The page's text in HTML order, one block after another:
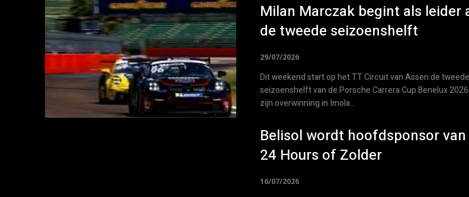
Milan Marczak begint als leider
de tweede seizoenshelft
29/07/2026
Dit weekend start op het TT Circuit van Assen de tweede
seizoenshelft van de Porsche Carrera Cup Benelux
zijn overwinning in Imola...
Belisol wordt hoofdsponsor van
24 Hours of Zolder
16/07/2026